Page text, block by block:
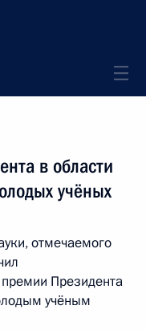
в области
учёных
отмечаемого
Президента
учёным